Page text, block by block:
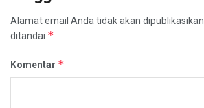
Alamat email Anda tidak akan dipublikasikan.
ditandai *
Komentar *